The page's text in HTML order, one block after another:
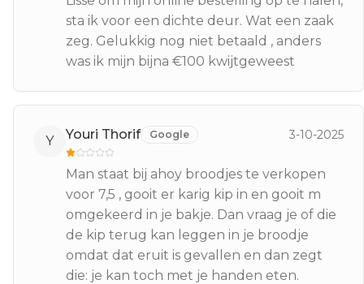
sta ik voor een dichte deur. Wat een zaak
zeg. Gelukkig nog niet betaald , anders
was ik mijn bijna €100 kwijtgeweest
Y Youri Thorif Google 3-10-2025
Man staat bij ahoy broodjes te verkopen
voor 7,5 , gooit er karig kip in en gooit m
omgekeerd in je bakje. Dan vraag je of die
de kip terug kan leggen in je broodje
omdat dat eruit is gevallen en dan zegt
die: je kan toch met je handen eten.